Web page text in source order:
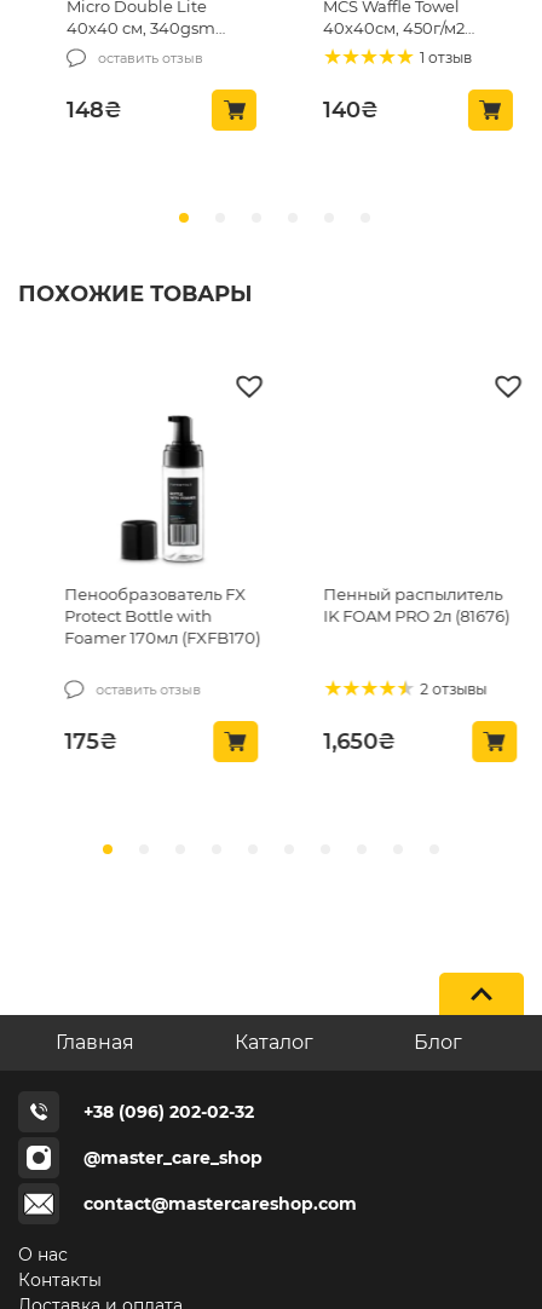
Micro Double Lite
40х40 см, 340gsm
(MCS-03/1)
оставить отзыв
148₴
MCS Waffle Towel
40х40см, 450г/м2
(MCS24)
1 отзыв
140₴
ПОХОЖИЕ ТОВАРЫ
Пенообразователь FX
Protect Bottle with
Foamer 170мл (FXFB170)
оставить отзыв
175₴
Пенный распылитель
IK FOAM PRO 2л (81676)
2 отзывы
1,650₴
Главная Каталог Блог
+38 (096) 202-02-32
@master_care_shop
contact@mastercareshop.com
О нас
Контакты